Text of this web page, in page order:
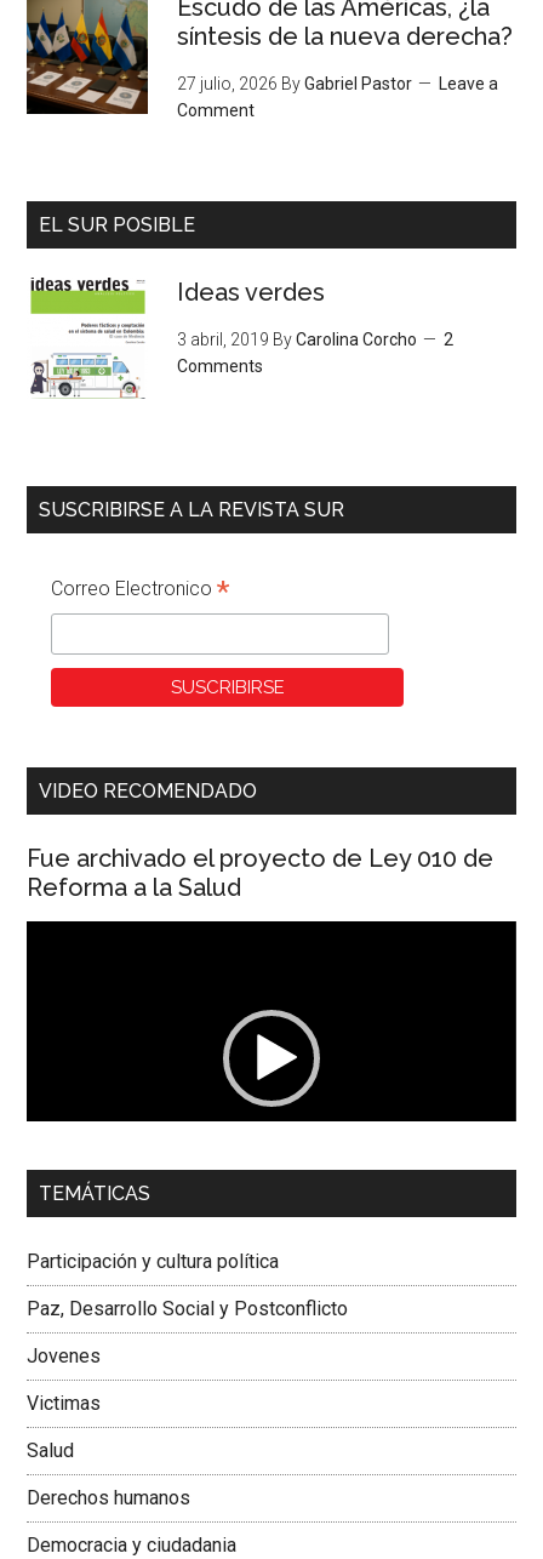
Escudo de las Américas, ¿la
síntesis de la nueva derecha?
27 julio, 2026 ByGabriel Pastor
Leave a
Comment
EL SUR POSIBLE
Ideas verdes
3 abril, 2019 ByCarolina Corcho
2
Comments
SUSCRIBIRSE A LA REVISTA SUR
Correo Electronico*
VIDEO RECOMENDADO
Fue archivado el proyecto de Ley 010 de
Reforma a la Salud
00:00 01:04
Dra. Carolina Corcho Mejía,Presidenta Corporación
Colombiana
TEMÁTICAS
Participación y cultura política
Paz, Desarrollo Social y Postconflicto
Jovenes
Victimas
Salud
Derechos humanos
Democracia y ciudadania